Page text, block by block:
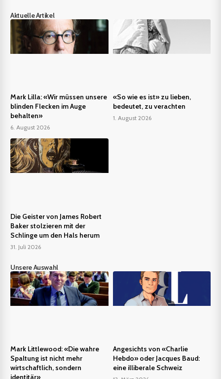
Aktuelle Artikel
Mark Lilla: «Wir müssen unsere
blinden Flecken im Auge
behalten»
6. August 2026
«So wie es ist» zu lieben,
bedeutet, zu verachten
1. August 2026
Die Geister von James Robert
Baker stolzieren mit der
Schlinge um den Hals herum
31. Juli 2026
Unsere Auswahl
Mark Littlewood: «Die wahre
Spaltung ist nicht mehr
wirtschaftlich, sondern
identitär»
Angesichts von «Charlie
Hebdo» oder Jacques Baud:
eine illiberale Schweiz